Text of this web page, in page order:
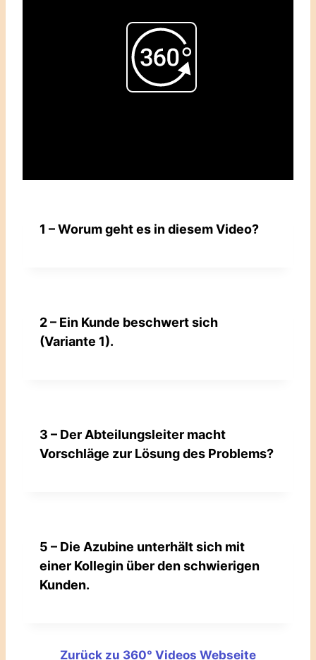
Play
1 – Worum geht es in diesem Video?
2 – Ein Kunde beschwert sich
(Variante 1).
3 – Der Abteilungsleiter macht
Vorschläge zur Lösung des Problems?
5 – Die Azubine unterhält sich mit
einer Kollegin über den schwierigen
Kunden.
Zurück zu 360° Videos Webseite